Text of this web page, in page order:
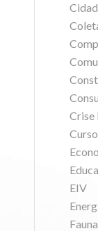
Crise
EIV
Fauna